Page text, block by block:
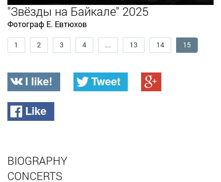
"Звёзды на Байкале" 2025
Фотограф Е. Евтюхов
1 2 3 4 ... 13 14 15
I like!
Tweet
Like
BIOGRAPHY
CONCERTS